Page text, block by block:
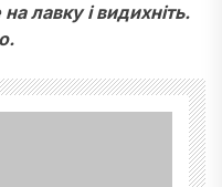
лавку і видихніть.